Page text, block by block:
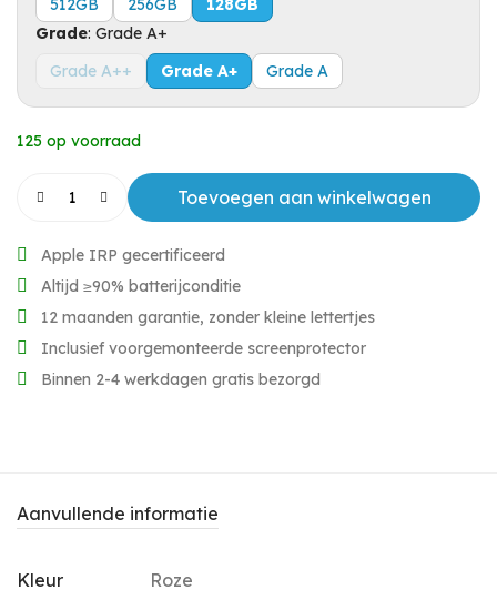
512GB 256GB
128GB
Grade: Grade A+
Grade A++
Grade A+ Grade A
125 op voorraad
Toevoegen aan winkelwagen
Apple IRP gecertificeerd
Altijd ≥90% batterijconditie
12 maanden garantie, zonder kleine lettertjes
Inclusief voorgemonteerde screenprotector
Binnen 2-4 werkdagen gratis bezorgd
Aanvullende informatie
Kleur Roze